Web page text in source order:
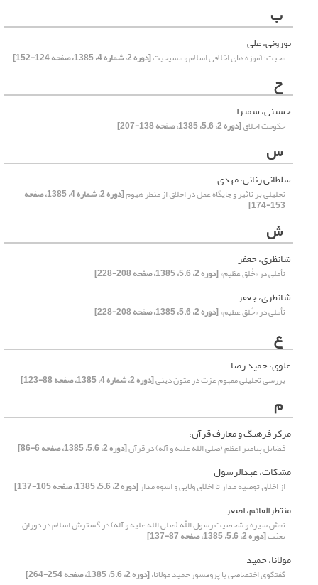
ب
بورونی، علی
محبت؛ آموزه های اخلاقی اسلام و مسیحیت[دوره 2، شماره 4، 1385، صفحه 124-152]
ح
حسینی، سمیرا
حکومت اخلاق[دوره 2، 5.6، 1385، صفحه 138-207]
س
سلطانی رنانی، مهدی
تحلیلی بر تاثیر و جایگاه عقل در اخلاق از منظر هیوم [دوره 2، شماره 4، 1385، صفحه
153-174]
ش
شانظری، جعفر
تأملی در «خُلق عظیم»[دوره 2، 5.6، 1385، صفحه 208-228]
شانظری، جعفر
تأملی در «خُلق عظیم»[دوره 2، 5.6، 1385، صفحه 208-228]
ع
علوی، حمید رضا
بررسی تحلیلی مفهوم عزت در متون دینی[دوره 2، شماره 4، 1385، صفحه 88-123]
م
مرکز فرهنگ و معارف قرآن،
فضایل پیامبر اعظم (صلی الله علیه و آله) در قرآن[دوره 2، 5.6، 1385، صفحه 6-86]
مشکات، عبدالرسول
از اخلاق توصیه‏ مدار تا اخلاق ولایی و اسوه‏ مدار[دوره 2، 5.6، 1385، صفحه 105-137]
منتظرالقائم، اصغر
نقش سیره و شخصیت رسول اللّه (صلی الله علیه و آله) در گسترش اسلام در دوران
بعثت[دوره 2، 5.6، 1385، صفحه 87-137]
مولانا، حمید
گفتگوی اختصاصی با پروفسور حمید مولانا،[دوره 2، 5.6، 1385، صفحه 254-264]